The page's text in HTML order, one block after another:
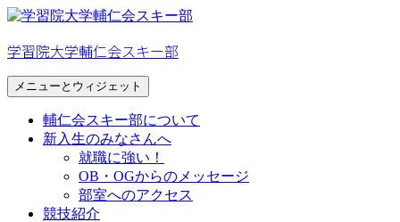
コ
テ
ツ
学習院大学輔仁会スキー部
メニューとウィジェット
輔仁会スキー部について
新入生のみなさんへ
就職に強い！
OB・OGからのメッセージ
部室へのアクセス
競技紹介